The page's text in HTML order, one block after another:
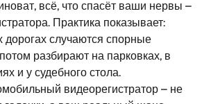
всё, что спасёт ваши нервы –
Практика показывает:
случаются спорные
разбирают на парковках, в
и у судебного стола.
видеорегистратор – не